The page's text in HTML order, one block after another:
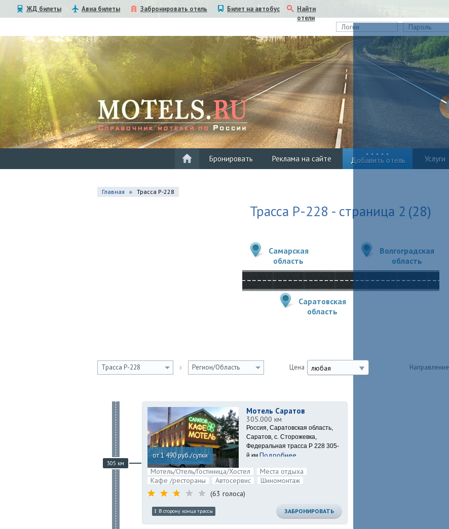
ЖД билеты Авиа билеты Забронировать отель Билет на автобус
Найти
отели
Бронировать Реклама на сайте Добавить отель Услуги
Главная Трасса Р-228
Трасса Р-228 - страница 2 (28)
Самарская
область
Саратовская
область
Волгоградская
область
Трасса Р-228 Регион/Область Цена любая Направление
305 км
от 1 490 руб./сутки
Мотель Саратов
305.000 км
Россия, Саратовская область,
Саратов, с. Сторожевка,
Федеральная трасса Р 228 305-
й км Подробнее ...
Мотель/Отель/Гостиница/Хостел
Места отдыха
Кафе /рестораны
Автосервис
Шиномонтаж
(63 голоса)
В сторону конца трассы ЗАБРОНИРОВАТЬ